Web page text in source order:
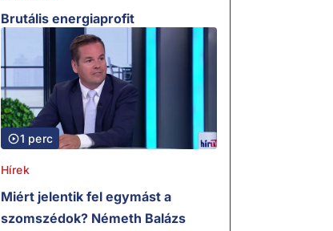
Brutális energiaprofit
1 perc
Hírek
Miért jelentik fel egymást a
szomszédok? Németh Balázs